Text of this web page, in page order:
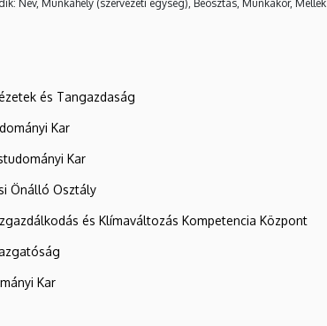
Név, Munkahely (szervezeti egység), Beosztás, Munkakör, Mellék
és Tangazdaság
Kar
Kar
Önálló Osztály
és Klímaváltozás Kompetencia Központ
Kar